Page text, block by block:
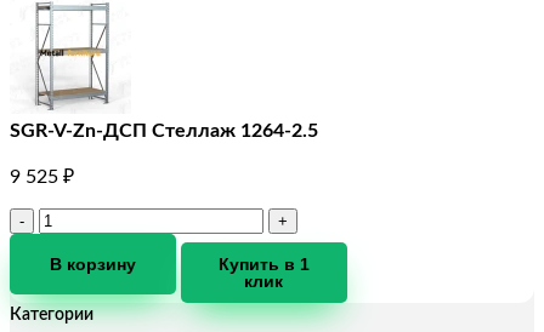
SGR-V-Zn-ДСП Стеллаж 1264-2.5
9 525 ₽
Количество
SGR-
Zn-
В корзину
Купить в 1
клик
Категории